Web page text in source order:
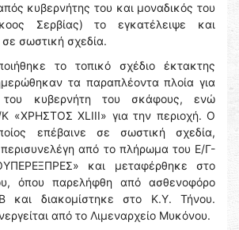
κυβερνήτης του και μοναδικός του
Σερβίας) το εγκατέλειψε και
σε σωστική σχεδία.
το τοπικό σχέδιο έκτακτης
τα παραπλέοντα πλοία για
του κυβερνήτη του σκάφους, ενώ
«ΧΡΗΣΤΟΣ XLIII» για την περιοχή. Ο
επέβαινε σε σωστική σχεδία,
περισυνελέγη από το πλήρωμα του Ε/Γ-
και μεταφέρθηκε στο
όπου παρελήφθη από ασθενοφόρο
και διακομίστηκε στο Κ.Υ. Τήνου.
από το Λιμεναρχείο Μυκόνου.